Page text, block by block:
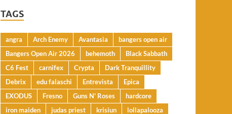
TAGS
angra Arch Enemy Avantasia
bangers open air
Bangers Open Air 2026
behemoth
Black Sabbath
C6 Fest
carnifex Crypta
Dark Tranquillity
Debrix
edu falaschi Entrevista
Epica
EXODUS
Fresno Guns N' Roses
hardcore
iron maiden
judas priest krisiun lollapalooza